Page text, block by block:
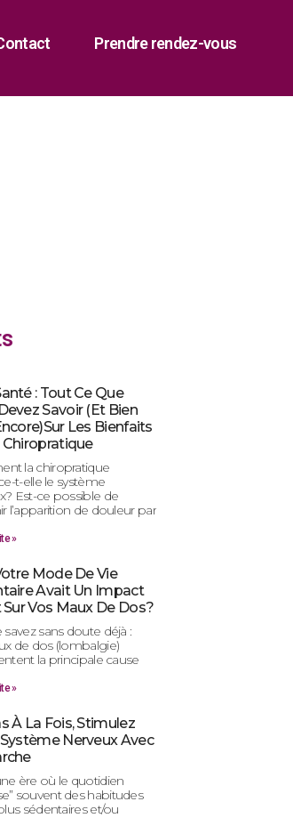
Prendre rendez-vous
: Tout Ce Que
Savoir (et Bien
Les Bienfaits
Chiropratique
la chiropratique
t-elle le système
Est-ce possible de
l’apparition de douleur par
»
Mode De Vie
Avait Un Impact
Sur Vos Maux De Dos?
savez sans doute déjà :
de dos (lombalgie)
la principale cause
»
À La Fois, Stimulez
Nerveux Avec
ère où le quotidien
souvent des habitudes
sédentaires et/ou